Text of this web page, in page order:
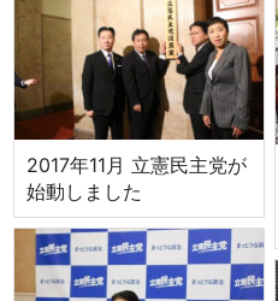
2017年11月 立憲民主党が
始動しました